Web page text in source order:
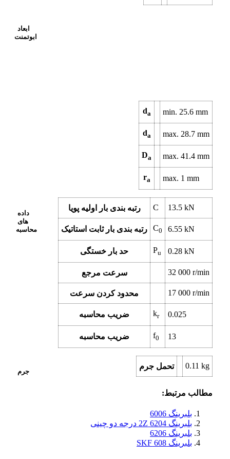
ابعاد
ابوتمنت
da min. 25.6 mm
da max. 28.7 mm
Da max. 41.4 mm
ra max. 1 mm
داده
های
محاسبه
رتبه بندی بار اولیه پویا C 13.5 kN
رتبه بندی بار ثابت استاتیک C0 6.55 kN
حد بار خستگی Pu 0.28 kN
سرعت مرجع 32 000 r/min
محدود کردن سرعت 17 000 r/min
ضریب محاسبه kr 0.025
ضریب محاسبه f0 13
جرم
تحمل جرم 0.11 kg
مطالب مرتبط:
بلبرینگ 6006
بلبرینگ 6204 2Z درجه دو چینی
بلبرینگ 6206
بلبرینگ 608 SKF